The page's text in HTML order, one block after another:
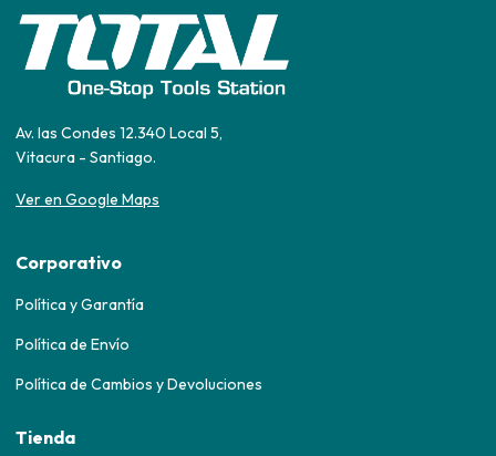
Av. las Condes 12.340 Local 5,
Vitacura - Santiago.
Ver en Google Maps
Corporativo
Política y Garantía
Política de Envío
Política de Cambios y Devoluciones
Tienda